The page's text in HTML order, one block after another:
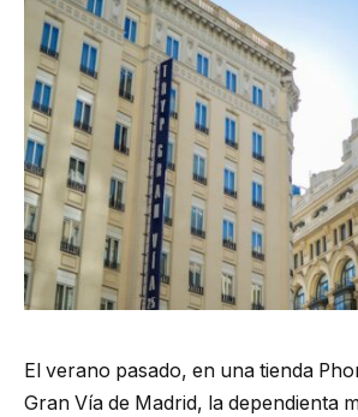
El verano pasado, en una tienda
Gran Vía de Madrid, la dependienta